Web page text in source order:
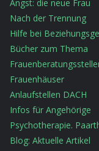
Angst: die neue Frau
Nach der Trennung
Hilfe bei
Bücher zum Thema
Frauenhäuser
Anlaufstellen DACH
Infos für Angehörige
Psychotherapie.
Blog: Aktuelle Artikel